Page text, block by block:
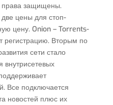
права защищены.
цены для стоп-
цену. Onion – Torrents-
регистрацию. Вторым по
сети стало
внутрисетевых
Все подключается
новостей плюс их